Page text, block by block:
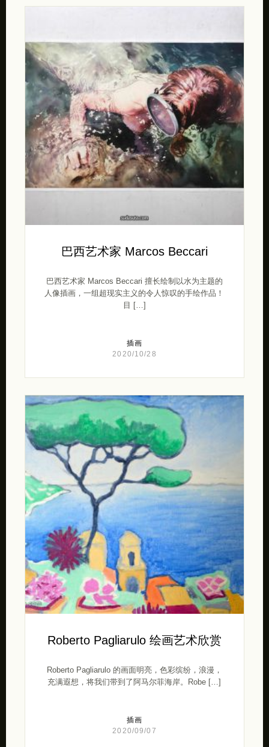
巴西艺术家 Marcos Beccari
巴西艺术家 Marcos Beccari 擅长绘制以水为主题的
人像插画，一组超现实主义的令人惊叹的手绘作品！
目 […]
插画
2020/10/28
Roberto Pagliarulo 绘画艺术欣赏
Roberto Pagliarulo 的画面明亮，色彩缤纷，浪漫，
充满遐想，将我们带到了阿马尔菲海岸。Robe […]
插画
2020/09/07